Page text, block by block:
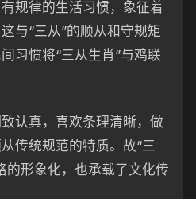
规律的生活习惯，象征着
与“三从”的顺从和守规矩
习惯将“三从生肖”与鸡联
认真，喜欢条理清晰，做
传统规范的特质。故“三
的形象化，也承载了文化传